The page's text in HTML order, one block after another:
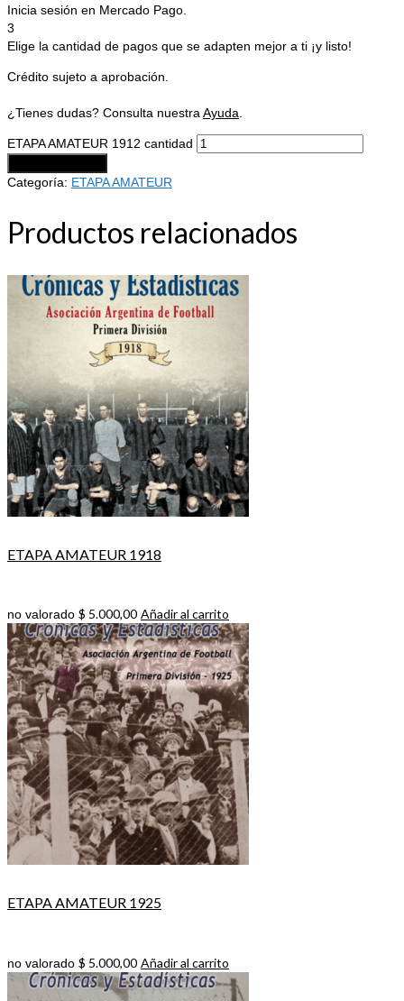
Inicia sesión en Mercado Pago.
3
Elige la cantidad de pagos que se adapten mejor a ti ¡y listo!
Crédito sujeto a aprobación.
¿Tienes dudas? Consulta nuestra Ayuda
ETAPA AMATEUR 1912 cantidad
Categoría: ETAPA AMATEUR
Productos relacionados
ETAPA AMATEUR 1918
no valorado $ 5.000,00 Añadir al carrito
ETAPA AMATEUR 1925
no valorado $ 5.000,00 Añadir al carrito